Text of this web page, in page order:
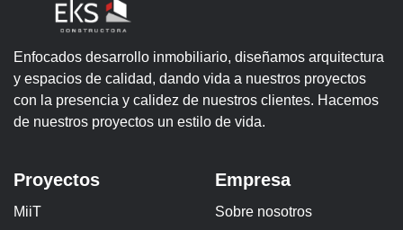
Enfocados desarrollo inmobiliario, diseñamos arquitectura
y espacios de calidad, dando vida a nuestros proyectos
con la presencia y calidez de nuestros clientes. Hacemos
de nuestros proyectos un estilo de vida.
Proyectos
MiiT
Empresa
Sobre nosotros